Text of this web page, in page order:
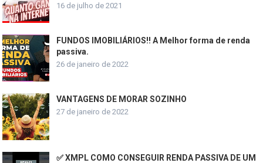
16 de julho de 2021
FUNDOS IMOBILIÁRIOS!! A Melhor forma de renda
passiva.
26 de janeiro de 2022
VANTAGENS DE MORAR SOZINHO
27 de janeiro de 2022
✅ XMPL COMO CONSEGUIR RENDA PASSIVA DE UM